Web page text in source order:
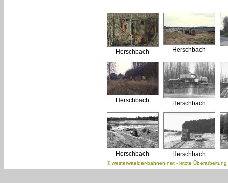
Herschbach Herschbach
Herschbach Herschbach
Herschbach Herschbach
©westerwaelder-bahnen.net - letzte